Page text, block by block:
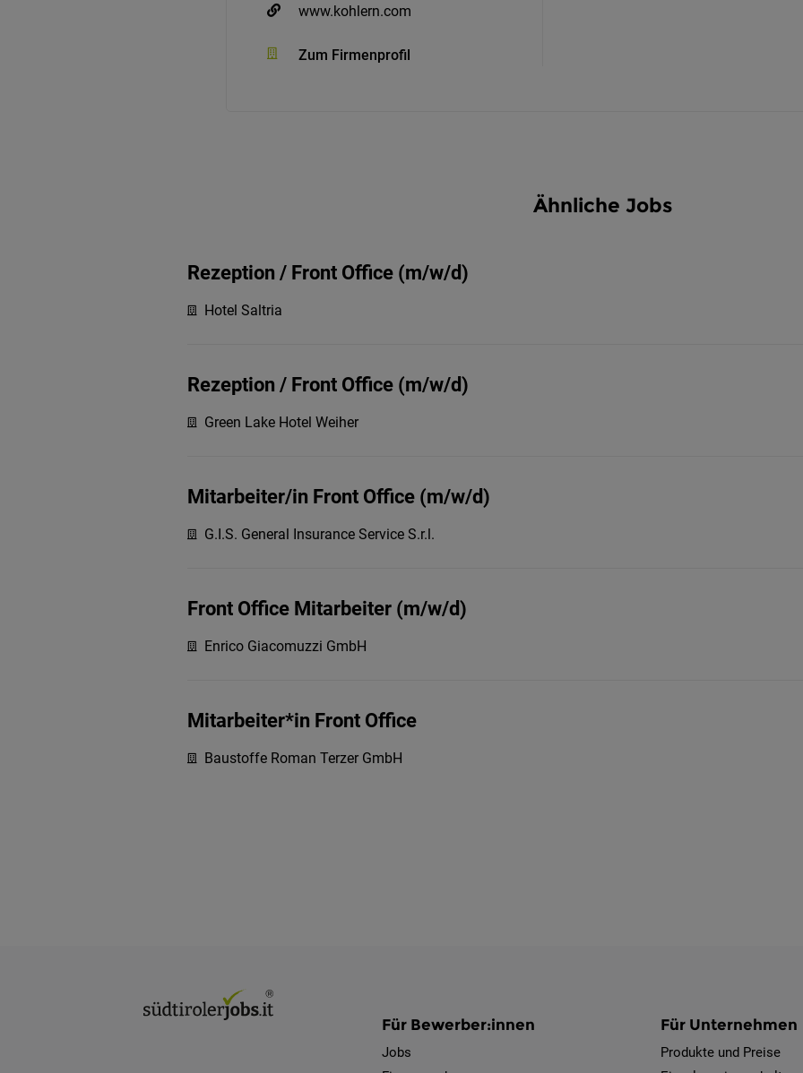
www.kohlern.com
Zum Firmenprofil
Ähnliche Jobs
Rezeption / Front Office (m/w/d)
Hotel Saltria
Rezeption / Front Office (m/w/d)
Green Lake Hotel Weiher
Mitarbeiter/in Front Office (m/w/d)
G.I.S. General Insurance Service S.r.l.
Front Office Mitarbeiter (m/w/d)
Enrico Giacomuzzi GmbH
Mitarbeiter*in Front Office
Baustoffe Roman Terzer GmbH
Für Bewerber:innen
Jobs
Für Unternehmen
Produkte und Preise